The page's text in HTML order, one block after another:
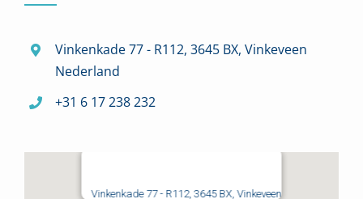
Vinkenkade 77 - R112, 3645 BX, Vinkeveen
Nederland
+31 6 17 238 232
Vinkenkade 77 - R112, 3645 BX, Vinkeveen